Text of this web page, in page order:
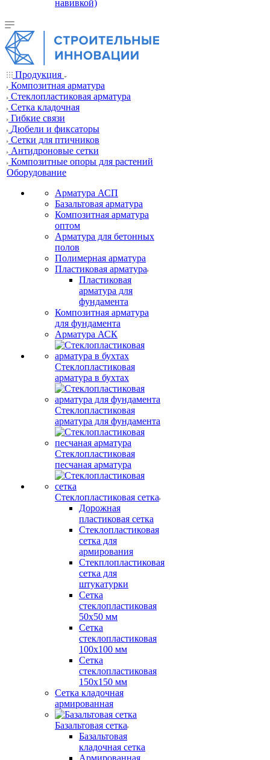
навивкой)
Продукция
Композитная арматура
Cтеклопластиковая арматура
Сетка кладочная
Гибкие связи
Дюбели и фиксаторы
Сетки для птичников
Антидроновые сетки
Композитные опоры для растений
Оборудование
Арматура АСП
Базальтовая арматура
Композитная арматура
оптом
Арматура для бетонных
полов
Полимерная арматура
Пластиковая арматура
Пластиковая
арматура для
фундамента
Композитная арматура
для фундамента
Арматура АСК
Стеклопластиковая
арматура в бухтах
Стеклопластиковая
арматура для фундамента
Стеклопластиковая
песчаная арматура
Стеклопластиковая сетка
Дорожная
пластиковая сетка
Стеклопластиковая
сетка для
армирования
Стекплопластиковая
сетка для
штукатурки
Сетка
стеклопластиковая
50x50 мм
Сетка
стеклопластиковая
100x100 мм
Сетка
стеклопластиковая
150x150 мм
Сетка кладочная
армированная
Базальтовая сетка
Базальтовая
кладочная сетка
Армированная